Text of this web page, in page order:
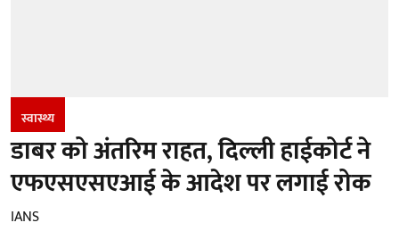
स्वास्थ्य
डाबर को अंतरिम राहत, दिल्ली हाईकोर्ट ने
एफएसएसएआई के आदेश पर लगाई रोक
IANS